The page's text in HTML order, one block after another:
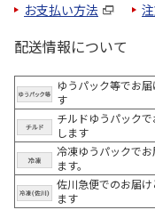
お支払い方法
配送情報について
ゆうパック等でお
す
チルドゆうパックで
します
冷凍ゆうパックでお
ます。
佐川急便でのお届け
ます